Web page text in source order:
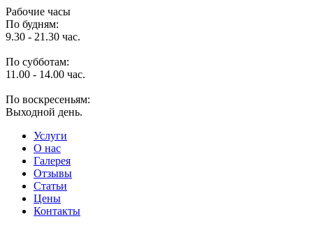
Рабочие часы
По будням:
9.30 - 21.30 час.
По субботам:
11.00 - 14.00 час.
По воскресеньям:
Выходной день.
Услуги
O нас
Галерея
Отзывы
Статьи
Цены
Контакты